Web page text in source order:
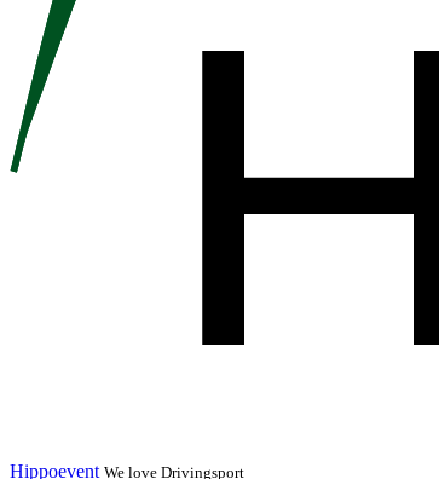
Hippoevent We love Drivingsport